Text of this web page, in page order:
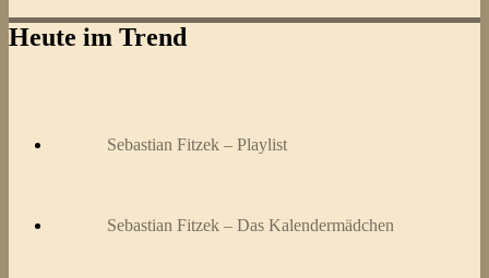
Heute im Trend
Sebastian Fitzek – Playlist
Sebastian Fitzek – Das Kalendermädchen